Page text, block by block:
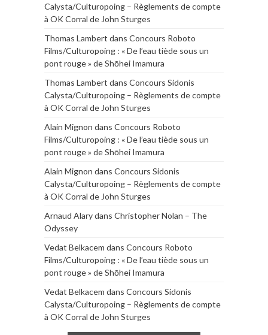
Calysta/Culturopoing – Règlements de compte
à OK Corral de John Sturges
Thomas Lambert dans Concours Roboto
Films/Culturopoing : « De l’eau tiède sous un
pont rouge » de Shōhei Imamura
Thomas Lambert dans Concours Sidonis
Calysta/Culturopoing – Règlements de compte
à OK Corral de John Sturges
Alain Mignon dans Concours Roboto
Films/Culturopoing : « De l’eau tiède sous un
pont rouge » de Shōhei Imamura
Alain Mignon dans Concours Sidonis
Calysta/Culturopoing – Règlements de compte
à OK Corral de John Sturges
Arnaud Alarydans Christopher Nolan – The
Odyssey
Vedat Belkacem dans Concours Roboto
Films/Culturopoing : « De l’eau tiède sous un
pont rouge » de Shōhei Imamura
Vedat Belkacem dans Concours Sidonis
Calysta/Culturopoing – Règlements de compte
à OK Corral de John Sturges